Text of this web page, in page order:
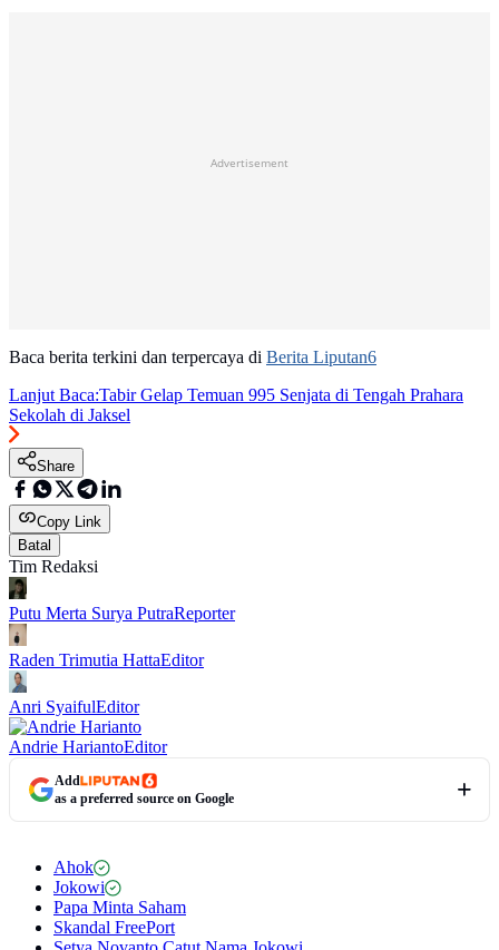
Advertisement
Baca berita terkini dan terpercaya di Berita Liputan6
Lanjut Baca:Tabir Gelap Temuan 995 Senjata di Tengah Prahara
Sekolah di Jaksel
Share
Copy Link
Batal
Tim Redaksi
Putu Merta Surya PutraReporter
Raden Trimutia HattaEditor
Anri SyaifulEditor
Andrie HariantoEditor
Add
as a preferred source on Google
Ahok
Jokowi
Papa Minta Saham
Skandal FreePort